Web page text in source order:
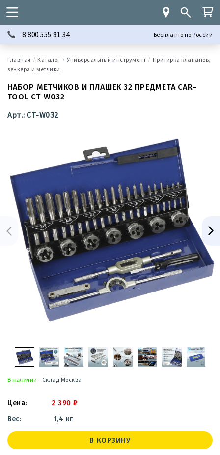
8 800 555 91 34 Бесплатно по России
Каталог Универсальный инструмент
Притирка клапанов,
зенкера и метчики
НАБОР МЕТЧИКОВ И ПЛАШЕК 32 ПРЕДМЕТА CAR-
TOOL CT-W032
Арт.: CT-W032
2 390 ₽
1,4 кг
В КОРЗИНУ
Склад Москва
В наличии